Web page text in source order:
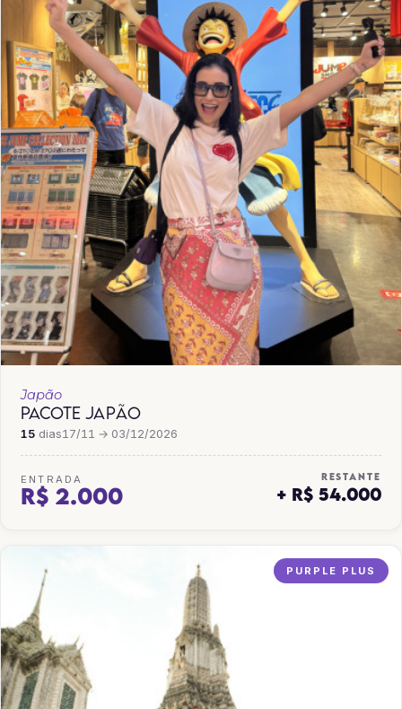
Japão
PACOTE JAPÃO
15 dias17/11 → 03/12/2026
ENTRADA
R$ 2.000
RESTANTE
+ R$ 54.000
PURPLE PLUS